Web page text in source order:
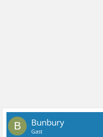
B Bunbury
Gast